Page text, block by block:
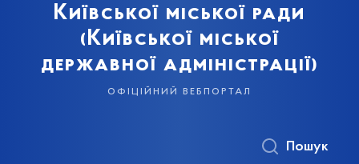
Київської міської ради
(Київської міської
державної адміністрації)
офіційний вебпортал
Пошук